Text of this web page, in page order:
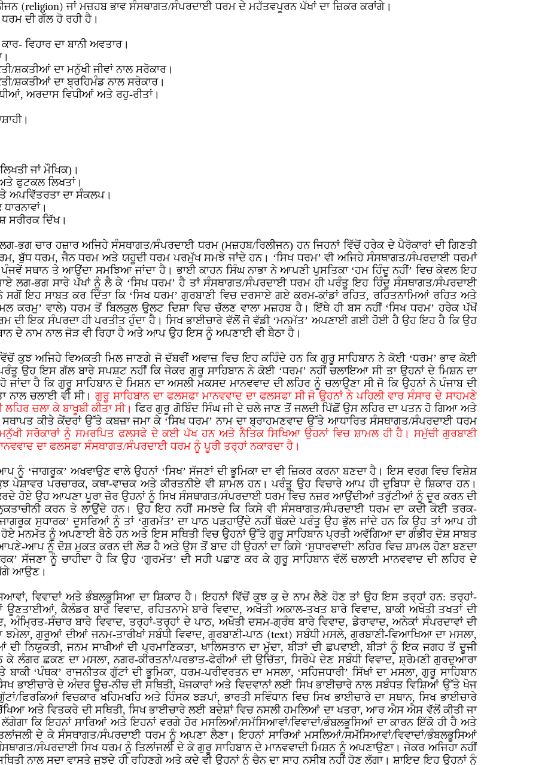
(religion) ਜਾਂ ਮਜ਼ਹਬ ਭਾਵ ਸੰਸਥਾਗਤ/ਸੰਪਰਦਾਈ ਧਰਮ ਦੇ ਮਹੱਤਵਪੂਰਨ ਪੱਖਾਂ ਦਾ ਜ਼ਿਕਰ ਕਰਾਂਗੇ।
ਦੀ ਗੱਲ ਹੋ ਰਹੀ ਹੈ।
ਵਿਹਾਰ ਦਾ ਬਾਨੀ ਅਵਤਾਰ।
ਸ਼ਕਤੀਆਂ ਦਾ ਮਨੁੱਖੀ ਜੀਵਾਂ ਨਾਲ ਸਰੋਕਾਰ।
ਸ਼ਕਤੀਆਂ ਦਾ ਬ੍ਰਹਿਮੰਡ ਨਾਲ ਸਰੋਕਾਰ।
ਅਰਦਾਸ ਵਿਧੀਆਂ ਅਤੇ ਰਹੁ-ਰੀਤਾਂ।
ਜਾਂ ਮੌਖਿਕ)।
ਫੁਟਕਲ ਲਿਖਤਾਂ।
ਅਪਵਿੱਤਰਤਾ ਦਾ ਸੰਕਲਪ।
ਸਰੀਰਕ ਦਿੱਖ।
ਭਗ ਚਾਰ ਹਜ਼ਾਰ ਅਜਿਹੇ ਸੰਸਥਾਗਤ/ਸੰਪਰਦਾਈ ਧਰਮ (ਮਜ਼ਹਬ/ਰਿਲੀਜਨ) ਹਨ ਜਿਹਨਾਂ ਵਿੱਚੋਂ ਹਰੇਕ ਦੇ ਪੈਰੋਕਾਰਾਂ ਦੀ ਗਿਣਤੀ
ਬੁੱਧ ਧਰਮ, ਜੈਨ ਧਰਮ ਅਤੇ ਯਹੂਦੀ ਧਰਮ ਪਰਮੁੱਖ ਸਮਝੇ ਜਾਂਦੇ ਹਨ। ‘ਸਿਖ ਧਰਮ’ ਵੀ ਅਜਿਹੇ ਸੰਸਥਾਗਤ/ਸੰਪਰਦਾਈ ਧਰਮਾਂ
ਸਥਾਨ ਤੇ ਆਉਂਦਾ ਸਮਝਿਆ ਜਾਂਦਾ ਹੈ। ਭਾਈ ਕਾਹਨ ਸਿੰਘ ਨਾਭਾ ਨੇ ਆਪਣੀ ਪੁਸਤਿਕਾ ‘ਹਮ ਹਿੰਦੂ ਨਹੀਂ’ ਵਿਚ ਕੇਵਲ ਇਹ
ਲਗ-ਭਗ ਸਾਰੇ ਪੱਖਾਂ ਨੂੰ ਲੈ ਕੇ ‘ਸਿਖ ਧਰਮ’ ਹੈ ਤਾਂ ਸੰਸਥਾਗਤ/ਸੰਪਰਦਾਈ ਧਰਮ ਹੀ ਪਰੰਤੂ ਇਹ ਹਿੰਦੂ ਸੰਸਥਾਗਤ/ਸੰਪਰਦਾਈ
ਸਗੋਂ ਇਹ ਸਾਬਤ ਕਰ ਦਿੱਤਾ ਕਿ ‘ਸਿਖ ਧਰਮ’ ਗੁਰਬਾਣੀ ਵਿਚ ਦਰਸਾਏ ਗਏ ਕਰਮ-ਕਾਂਡਾਂ ਰਹਿਤ, ਰਹਿਤਨਾਮਿਆਂ ਰਹਿਤ ਅਤੇ
ਕਰਮੁ’ ਵਾਲੇ) ਧਰਮ ਤੋਂ ਬਿਲਕੁਲ ਉਲਟ ਦਿਸ਼ਾ ਵਿਚ ਚੱਲਣ ਵਾਲਾ ਮਜ਼ਹਬ ਹੈ। ਇੱਥੇ ਹੀ ਬਸ ਨਹੀਂ ‘ਸਿਖ ਧਰਮ’ ਹਰੇਕ ਪੱਖੋਂ
ਦੀ ਇਕ ਸੰਪਰਦਾ ਹੀ ਪਰਤੀਤ ਹੁੰਦਾ ਹੈ। ਸਿਖ ਭਾਈਚਾਰੇ ਵੱਲੋਂ ਜੋ ਵੱਡੀ ‘ਮਨਮੱਤ’ ਅਪਣਾਈ ਗਈ ਹੋਈ ਹੈ ਉਹ ਇਹ ਹੈ ਕਿ ਉਹ
ਦੇ ਨਾਮ ਨਾਲ ਜੋੜ ਵੀ ਰਿਹਾ ਹੈ ਅਤੇ ਆਪ ਉਹ ਇਸ ਨੂੰ ਅਪਣਾਈ ਵੀ ਬੈਠਾ ਹੈ।
ਕੁਝ ਅਜਿਹੇ ਵਿਅਕਤੀ ਮਿਲ ਜਾਣਗੇ ਜੋ ਦੱਬਵੀਂ ਅਵਾਜ਼ ਵਿਚ ਇਹ ਕਹਿੰਦੇ ਹਨ ਕਿ ਗੁਰੂ ਸਾਹਿਬਾਨ ਨੇ ਕੋਈ ‘ਧਰਮ’ ਭਾਵ ਕੋਈ
ਉਹ ਇਸ ਗੱਲ ਬਾਰੇ ਸਪਸ਼ਟ ਨਹੀਂ ਕਿ ਜੇਕਰ ਗੁਰੂ ਸਾਹਿਬਾਨ ਨੇ ਕੋਈ ‘ਧਰਮ’ ਨਹੀਂ ਚਲਾਇਆ ਸੀ ਤਾ ਉਹਨਾਂ ਦੇ ਮਿਸ਼ਨ ਦਾ
ਹੈ ਕਿ ਗੁਰੂ ਸਾਹਿਬਾਨ ਦੇ ਮਿਸ਼ਨ ਦਾ ਅਸਲੀ ਮਕਸਦ ਮਾਨਵਵਾਦ ਦੀ ਲਹਿਰ ਨੂੰ ਚਲਾਉਣਾ ਸੀ ਜੋ ਕਿ ਉਹਨਾਂ ਨੇ ਪੰਜਾਬ ਦੀ
ਨਾਲ ਚਲਾਈ ਵੀ ਸੀ।ਗੁਰੂ ਸਾਹਿਬਾਨ ਦਾ ਫਲਸਫਾ ਮਾਨਵਵਾਦ ਦਾ ਫਲਸਫਾ ਸੀ ਜੋ ਉਹਨਾਂ ਨੇ ਪਹਿਲੀ ਵਾਰ ਸੰਸਾਰ ਦੇ ਸਾਹਮਣੇ
ਚਲਾ ਕੇ ਬਾਖੂਬੀ ਕੀਤਾ ਸੀ।ਫਿਰ ਗੁਰੂ ਗੋਬਿੰਦ ਸਿੰਘ ਜੀ ਦੇ ਚਲੇ ਜਾਣ ਤੋਂ ਜਲਦੀ ਪਿੱਛੋਂ ਉਸ ਲਹਿਰ ਦਾ ਪਤਨ ਹੋ ਗਿਆ ਅਤੇ
ਸਥਾਪਤ ਕੀਤੇ ਕੇਂਦਰਾਂ ਉੱਤੇ ਕਬਜ਼ਾ ਜਮਾ ਕੇ ‘ਸਿਖ ਧਰਮ’ ਨਾਮ ਦਾ ਬ੍ਰਾਹਮਣਵਾਦ ਉੱਤੇ ਆਧਾਰਿਤ ਸੰਸਥਾਗਤ/ਸੰਪਰਦਾਈ ਧਰਮ
ਸਰੋਕਾਰਾਂ ਨੂੰ ਸਮਰਪਿਤ ਫਲਸਫੇ ਦੇ ਕਈ ਪੱਖ ਹਨ ਅਤੇ ਨੈਤਿਕ ਸਿਖਿਆ ਉਹਨਾਂ ਵਿਚ ਸ਼ਾਮਲ ਹੀ ਹੈ। ਸਮੁੱਚੀ ਗੁਰਬਾਣੀ
ਦਾ ਫਲਸਫਾ ਸੰਸਥਾਗਤ/ਸੰਪਰਦਾਈ ਧਰਮ ਨੂੰ ਪੂਰੀ ਤਰ੍ਹਾਂ ਨਕਾਰਦਾ ਹੈ।
ਅਖਵਾਉਣ ਵਾਲੇ ਉਹਨਾਂ ‘ਸਿਖ’ ਸੱਜਣਾਂ ਦੀ ਭੂਮਿਕਾ ਦਾ ਵੀ ਜ਼ਿਕਰ ਕਰਨਾ ਬਣਦਾ ਹੈ। ਇਸ ਵਰਗ ਵਿਚ ਵਿਸ਼ੇਸ਼
ਪਰਚਾਰਕ, ਕਥਾ-ਵਾਚਕ ਅਤੇ ਕੀਰਤਨੀਏ ਵੀ ਸ਼ਾਮਲ ਹਨ। ਪਰੰਤੂ ਉਹ ਵਿਚਾਰੇ ਆਪ ਹੀ ਦੁਬਿਧਾ ਦੇ ਸ਼ਿਕਾਰ ਹਨ।
ਹੋਏ ਉਹ ਆਪਣਾ ਪੂਰਾ ਜ਼ੋਰ ਉਹਨਾਂ ਨੂੰ ਸਿਖ ਸੰਸਥਾਗਤ/ਸੰਪਰਦਾਈ ਧਰਮ ਵਿਚ ਨਜ਼ਰ ਆਉਂਦੀਆਂ ਤਰੁੱਟੀਆਂ ਨੂੰ ਦੂਰ ਕਰਨ ਦੀ
ਕਰਨ ਤੇ ਲਾਉਂਦੇ ਹਨ। ਉਹ ਇਹ ਨਹੀਂ ਸਮਝਦੇ ਕਿ ਕਿਸੇ ਵੀ ਸੰਸਥਾਗਤ/ਸੰਪਰਦਾਈ ਧਰਮ ਦਾ ਕਦੀ ਕੋਈ ਤਰਕ-
ਸੁਧਾਰਕ’ ਦੂਸਰਿਆਂ ਨੂੰ ਤਾਂ ‘ਗੁਰਮੱਤ’ ਦਾ ਪਾਠ ਪੜ੍ਹਾਉਂਦੇ ਨਹੀਂ ਥੱਕਦੇ ਪਰੰਤੂ ਉਹ ਭੁੱਲ ਜਾਂਦੇ ਹਨ ਕਿ ਉਹ ਤਾਂ ਆਪ ਹੀ
ਮਨਮੱਤ ਨੂੰ ਅਪਣਾਈ ਬੈਠੇ ਹਨ ਅਤੇ ਇਸ ਸਥਿਤੀ ਵਿਚ ਉਹਨਾਂ ਉੱਤੇ ਗੁਰੂ ਸਾਹਿਬਾਨ ਪ੍ਰਤੀ ਅਵੱਗਿਆ ਦਾ ਗੰਭੀਰ ਦੋਸ਼ ਸਾਬਤ
ਆਪ ਨੂੰ ਦੋਸ਼ ਮੁਕਤ ਕਰਨ ਦੀ ਲੋੜ ਹੈ ਅਤੇ ਉਸ ਤੋਂ ਬਾਦ ਹੀ ਉਹਨਾਂ ਦਾ ਕਿਸੇ ‘ਸੁਧਾਰਵਾਦੀ’ ਲਹਿਰ ਵਿਚ ਸ਼ਾਮਲ ਹੋਣਾ ਬਣਦਾ
ਸੱਜਣਾ ਨੂੰ ਚਾਹੀਦਾ ਹੈ ਕਿ ਉਹ ‘ਗੁਰਮੱਤ’ ਦੀ ਸਹੀ ਪਛਾਣ ਕਰ ਕੇ ਗੁਰੂ ਸਾਹਿਬਾਨ ਵੱਲੋਂ ਚਲਾਈ ਮਾਨਵਵਾਦ ਦੀ ਲਹਿਰ ਦੇ
ਆਉਣ।
ਵਿਵਾਦਾਂ ਅਤੇ ਭੰਬਲਭੂਸਿਆ ਦਾ ਸ਼ਿਕਾਰ ਹੈ। ਇਹਨਾਂ ਵਿੱਚੋਂ ਕੁਝ ਕੁ ਦੇ ਨਾਮ ਲੈਣੇ ਹੋਣ ਤਾਂ ਉਹ ਇਸ ਤਰ੍ਹਾਂ ਹਨ: ਤਰ੍ਹਾਂ-
ਕੈਲੰਡਰ ਬਾਰੇ ਵਿਵਾਦ, ਰਹਿਤਨਾਮੇ ਬਾਰੇ ਵਿਵਾਦ, ਅਖੌਤੀ ਅਕਾਲ-ਤਖਤ ਬਾਰੇ ਵਿਵਾਦ, ਬਾਕੀ ਅਖੌਤੀ ਤਖਤਾਂ ਦੀ
ਅੰਮ੍ਰਿਤ-ਸੰਚਾਰ ਬਾਰੇ ਵਿਵਾਦ, ਤਰ੍ਹਾਂ-ਤਰ੍ਹਾਂ ਦੇ ਪਾਠ, ਅਖੌਤੀ ਦਸਮ-ਗ੍ਰੰਥ ਬਾਰੇ ਵਿਵਾਦ, ਡੇਰਾਵਾਦ, ਅਨੇਕਾਂ ਸੰਪਰਦਾਵਾਂ ਦੀ
ਗੁਰੂਆਂ ਦੀਆਂ ਜਨਮ-ਤਾਰੀਖਾਂ ਸਬੰਧੀ ਵਿਵਾਦ, ਗੁਰਬਾਣੀ-ਪਾਠ (text) ਸਬੰਧੀ ਮਸਲੇ, ਗੁਰਬਾਣੀ-ਵਿਆਖਿਆ ਦਾ ਮਸਲਾ,
ਨਿਯੁਕਤੀ, ਜਨਮ ਸਾਖੀਆਂ ਦੀ ਪ੍ਰਮਾਣਿਕਤਾ, ਖਾਲਿਸਤਾਨ ਦਾ ਮੁੱਦਾ, ਬੀੜਾਂ ਦੀ ਛਪਵਾਈ, ਬੀੜਾਂ ਨੂੰ ਇਕ ਜਗਹ ਤੋਂ ਦੂਜੀ
ਲੰਗਰ ਛਕਣ ਦਾ ਮਸਲਾ, ਨਗਰ-ਕੀਰਤਨਾਂ/ਪਰਭਾਤ-ਫੇਰੀਆਂ ਦੀ ਉਚਿੱਤਾ, ਸਿਰੋਪੇ ਦੇਣ ਸਬੰਧੀ ਵਿਵਾਦ, ਸ਼੍ਰੋਮਣੀ ਗੁਰਦੁਆਰਾ
‘ਪੰਥਕ’ ਰਾਜਨੀਤਕ ਗੁੱਟਾਂ ਦੀ ਭੂਮਿਕਾ, ਧਰਮ-ਪਰੀਵਰਤਨ ਦਾ ਮਸਲਾ, ‘ਸਹਿਜਧਾਰੀ’ ਸਿੱਖਾਂ ਦਾ ਮਸਲਾ, ਗੁਰੂ ਸਾਹਿਬਾਨ
ਭਾਈਚਾਰੇ ਦੇ ਅੰਦਰ ਊਚ-ਨੀਚ ਦੀ ਸਥਿਤੀ, ਖੋਜਕਾਰਾਂ ਅਤੇ ਵਿਦਵਾਨਾਂ ਲਈ ਸਿਖ ਭਾਈਚਾਰੇ ਨਾਲ ਸਬੰਧਤ ਵਿਸ਼ਿਆਂ ਉੱਤੇ ਖੋਜ
ਫਿਰਕਿਆਂ ਵਿਚਕਾਰ ਖਹਿਮਖਹਿ ਅਤੇ ਹਿੰਸਕ ਝੜਪਾਂ, ਭਾਰਤੀ ਸਵਿੰਧਾਨ ਵਿਚ ਸਿਖ ਭਾਈਚਾਰੇ ਦਾ ਸਥਾਨ, ਸਿਖ ਭਾਈਚਾਰੇ
ਅਤੇ ਵਿਤਕਰੇ ਦੀ ਸਥਿਤੀ, ਸਿਖ ਭਾਈਚਾਰੇ ਲਈ ਬਦੇਸ਼ਾਂ ਵਿਚ ਨਸਲੀ ਹਮਲਿਆਂ ਦਾ ਖਤਰਾ, ਆਰ ਐਸ ਐਸ ਵੱਲੋਂ ਕੀਤੀ ਜਾ
ਕਿ ਇਹਨਾਂ ਸਾਰਿਆਂ ਅਤੇ ਇਹਨਾਂ ਵਰਗੇ ਹੋਰ ਮਸਲਿਆਂ/ਸਮੱਸਿਆਵਾਂ/ਵਿਵਾਦਾਂ/ਭੰਬਲਭੂਸਿਆਂ ਦਾ ਕਾਰਨ ਇੱਕੋ ਹੀ ਹੈ ਅਤੇ
ਦੇ ਕੇ ਸੰਸਥਾਗਤ/ਸੰਪਰਦਾਈ ਧਰਮ ਨੂੰ ਅਪਣਾ ਲੈਣਾ। ਇਹਨਾਂ ਸਾਰਿਆਂ ਮਸਲਿਆਂ/ਸਮੱਸਿਆਵਾਂ/ਵਿਵਾਦਾਂ/ਭੰਬਲਭੂਸਿਆਂ
ਸੰਪਰਦਾਈ ਸਿਖ ਧਰਮ ਨੂੰ ਤਿਲਾਂਜਲੀ ਦੇ ਕੇ ਗੁਰੂ ਸਾਹਿਬਾਨ ਦੇ ਮਾਨਵਵਾਦੀ ਮਿਸ਼ਨ ਨੂੰ ਅਪਣਾਉਣਾ। ਜੇਕਰ ਅਜਿਹਾ ਨਹੀਂ
ਨਾਲ ਸਦਾ ਵਾਸਤੇ ਜੂਝਦੇ ਹੀ ਰਹਿਣਗੇ ਅਤੇ ਕਦੇ ਵੀ ਉਹਨਾਂ ਨੂੰ ਚੈਨ ਦਾ ਸਾਹ ਨਸੀਬ ਨਹੀਂ ਹੋਣ ਲੱਗਾ। ਸ਼ਾਇਦ ਇਹ ਉਹਨਾਂ ਨੂੰ